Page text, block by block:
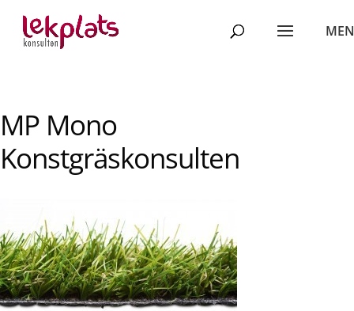
MP Mono
Konstgräskonsulten